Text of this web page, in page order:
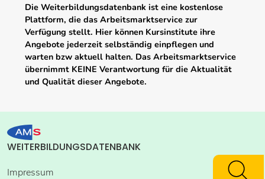
Die Weiterbildungsdatenbank ist eine kostenlose
Plattform, die das Arbeitsmarktservice zur
Verfügung stellt. Hier können Kursinstitute ihre
Angebote jederzeit selbständig einpflegen und
warten bzw aktuell halten. Das Arbeitsmarktservice
übernimmt KEINE Verantwortung für die Aktualität
und Qualität dieser Angebote.
WEITERBILDUNGSDATENBANK
Impressum